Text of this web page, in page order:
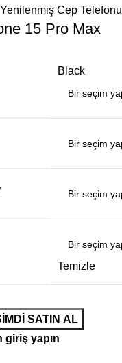
Yenilenmiş Cep Telefonu
15 Pro Max
Black
Temizle
SATIN AL
giriş yapın